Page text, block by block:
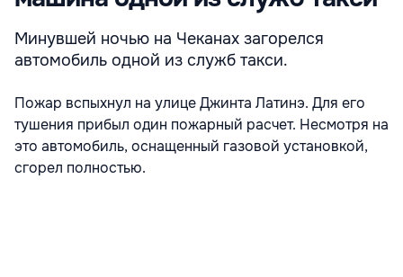
Минувшей ночью на Чеканах загорелся
автомобиль одной из служб такси.
Пожар вспыхнул на улице Джинта Латинэ. Для его
тушения прибыл один пожарный расчет. Несмотря на
это автомобиль, оснащенный газовой установкой,
сгорел полностью.